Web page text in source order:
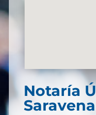
Notaría
Saravena